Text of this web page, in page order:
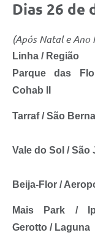
Dias 26 de
(Após Natal e Ano
Linha / Região
Parque das
Cohab II
Tarraf / São
Vale do Sol / São
Beija-Flor /
Mais Park /
Gerotto / Laguna